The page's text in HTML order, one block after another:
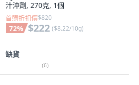
汁沖劑, 270克, 1個
首購折扣價$820
72% $222 ($8.22/10g)
缺貨
(6)